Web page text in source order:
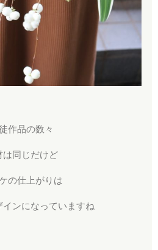
作品の数々
は同じだけど
の仕上がりは
ンになっていますね